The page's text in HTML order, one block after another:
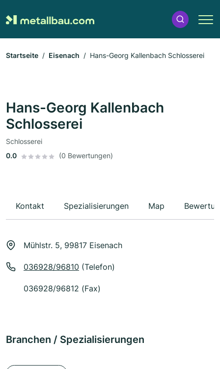
Startseite Eisenach Hans-Georg Kallenbach Schlosserei
Hans-Georg Kallenbach
Schlosserei
Schlosserei
0.0
(0 Bewertungen)
Kontakt Spezialisierungen Map
Mühlstr. 5, 99817 Eisenach
036928/96810 (Telefon)
036928/96812 (Fax)
Branchen / Spezialisierungen